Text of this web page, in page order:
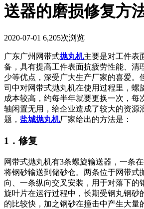
送器的磨损修复方
2020-07-01 6,205次浏览
广东广州网带式抛丸机主要是对工件表
备，具有提高工件表面抗疲劳性能、清
少等优点，深受广大生产厂家的喜爱。
司中对网带式抛丸机在使用过程里，螺
成本较高，约每半年就要更换一次，每
轴闲置无用，给企业造成了较大的资源
题， 盐城抛丸机厂家给出的方法是：
1．修复
网带式抛丸机有3条螺旋输送器，一条
将钢砂输送到储砂仓。两条位于网带式
向、一条纵向交叉安装，用于对落下的
旋叶片在运行过程中，长期受钢丸钢砂
的比较快，加之钢砂在撞击中产生大量